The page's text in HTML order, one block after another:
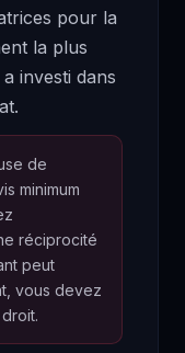
pour la
la plus
investi dans
de
minimum
réciprocité
peut
vous devez